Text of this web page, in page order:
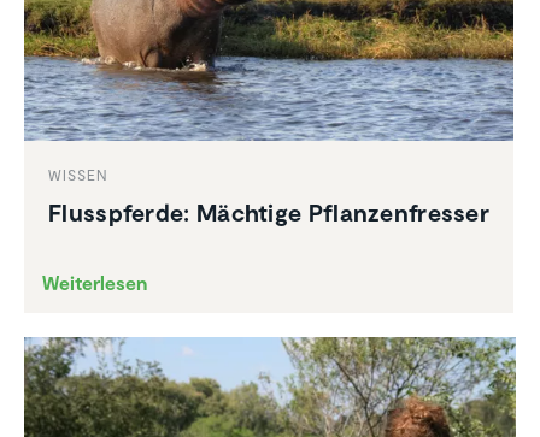
WISSEN
Fluss­pferde: Mächtige Pflan­zen­fresser
Weiterlesen